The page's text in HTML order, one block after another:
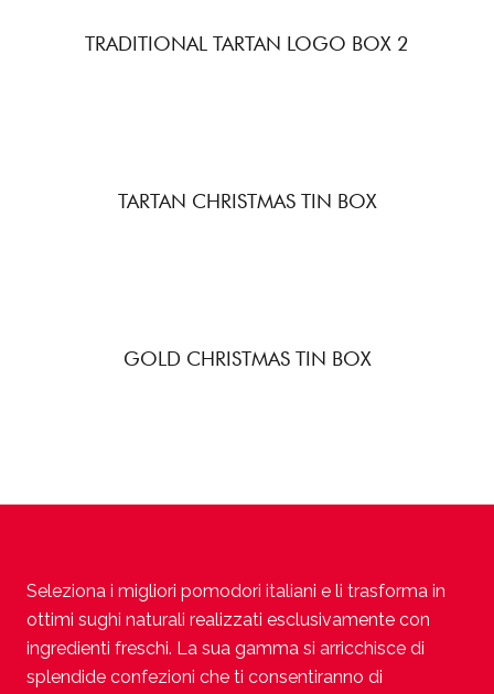
TRADITIONAL TARTAN LOGO BOX 2
TARTAN CHRISTMAS TIN BOX
GOLD CHRISTMAS TIN BOX
Seleziona i migliori pomodori italiani e li trasforma in
ottimi sughi naturali realizzati esclusivamente con
ingredienti freschi. La sua gamma si arricchisce di
splendide confezioni che ti consentiranno di